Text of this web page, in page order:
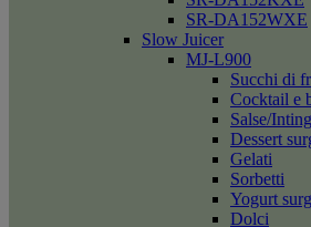
SR-DA152WXE
Slow Juicer
MJ-L900
Succhi di
Cocktail e
Salse/
Dessert
Gelati
Sorbetti
Yogurt
Dolci